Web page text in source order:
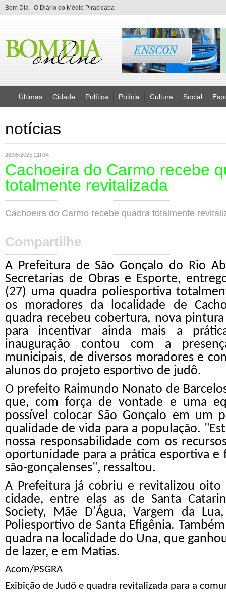
Bom Dia - O Diário do Médio Piracicaba
Últimas Cidade Política Polícia Cultura Social
notícias
28/05/2025 21h34
Cachoeira do Carmo recebe
totalmente revitalizada
Cachoeira do Carmo recebe quadra totalmente
Compartilhe
A Prefeitura de São Gonçalo do Rio
Secretarias de Obras e Esporte,
(27) uma quadra poliesportiva
os moradores da localidade de
quadra recebeu cobertura, nova
para incentivar ainda mais a
inauguração contou com a
municipais, de diversos moradores e
alunos do projeto esportivo de judô.
O prefeito Raimundo Nonato de
que, com força de vontade e uma
possível colocar São Gonçalo em um
qualidade de vida para a população.
nossa responsabilidade com os
oportunidade para a prática esportiva e
são-gonçalenses", ressaltou.
A Prefeitura já cobriu e revitalizou oito
cidade, entre elas as de Santa
Society, Mãe D'Água, Vargem da
Poliesportivo de Santa Efigênia.
quadra na localidade do Una, que
de lazer, e em Matias.
Acom/PSGRA
Exibição de Judô e quadra revitalizada para a